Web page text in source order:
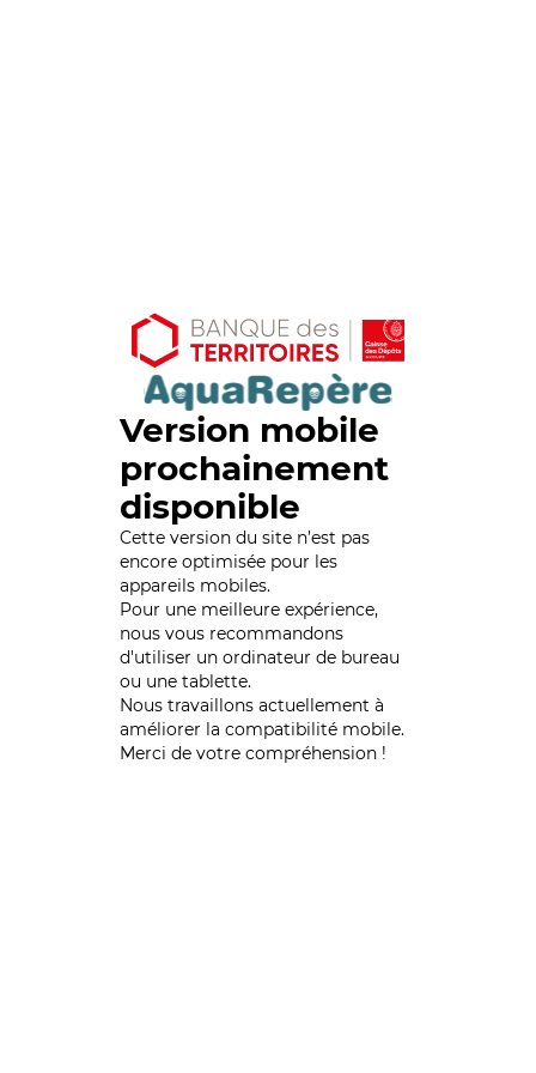
Version mobile
prochainement
disponible
Cette version du site n’est pas
encore optimisée pour les
appareils mobiles.
Pour une meilleure expérience,
nous vous recommandons
d'utiliser un ordinateur de bureau
ou une tablette.
Nous travaillons actuellement à
améliorer la compatibilité mobile.
Merci de votre compréhension !